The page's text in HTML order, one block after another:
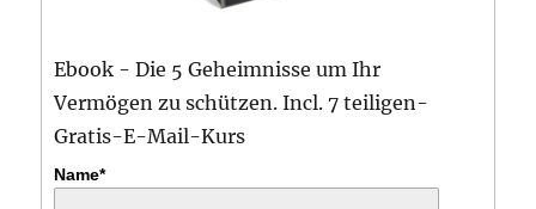
Ebook - Die 5 Geheimnisse um Ihr
Vermögen zu schützen. Incl. 7 teiligen-
Gratis-E-Mail-Kurs
Name*